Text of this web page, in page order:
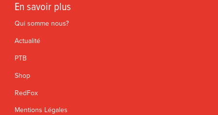
En savoir plus
Qui somme nous?
Actualité
PTB
Shop
RedFox
Mentions Légales